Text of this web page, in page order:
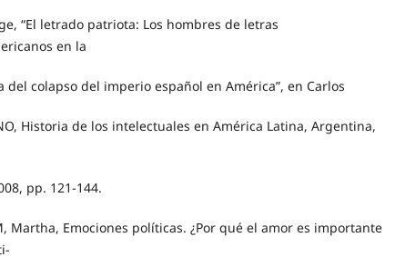
“El letrado patriota: Los hombres de letras
en la
del colapso del imperio español en América”, en Carlos
Historia de los intelectuales en América Latina, Argentina,
pp. 121-144.
Martha, Emociones políticas. ¿Por qué el amor es importante